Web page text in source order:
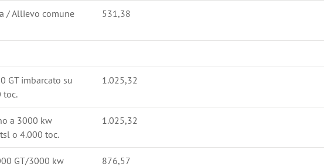
/ Allievo comune
531,38
GT imbarcato su
toc.
1.025,32
a 3000 kw
o 4.000 toc.
1.025,32
GT/3000 kw
876,57